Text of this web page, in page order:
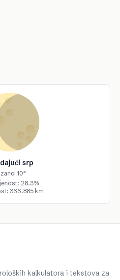
srp
10°
28.3%
366.885 km
kalkulatora i tekstova za